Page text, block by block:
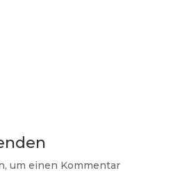
um einen Kommentar